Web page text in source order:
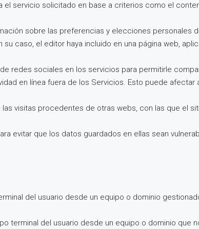
servicio solicitado en base a criterios como el
sobre las preferencias y elecciones personales
caso, el editor haya incluido en una página web,
redes sociales en los servicios para permitirle
en línea fuera de los Servicios. Esto puede
visitas procedentes de otras webs, con las que el
evitar que los datos guardados en ellas sean
del usuario desde un equipo o dominio
terminal del usuario desde un equipo o dominio